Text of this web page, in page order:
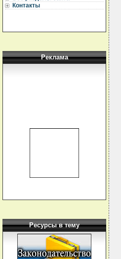
Контакты
Реклама
Ресурсы в тему